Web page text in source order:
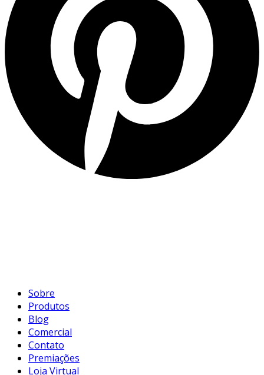
Sobre
Produtos
Blog
Comercial
Contato
Premiações
Loja Virtual